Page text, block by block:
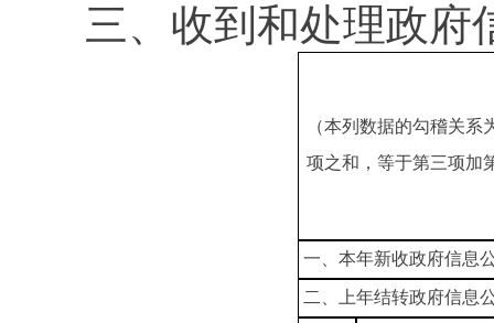
三、收到和处理政府
（本列数据的勾稽关系
项之和，等于第三项加
一、本年新收政府信息
二、上年结转政府信息